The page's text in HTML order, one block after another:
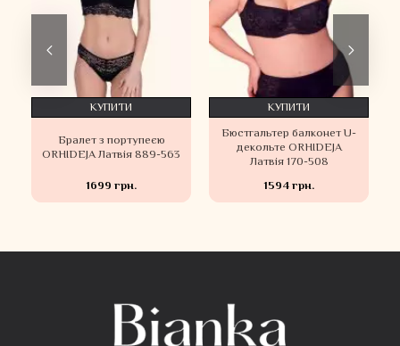
Бралет з портупеєю
ORHIDEJA Латвія 889-563
1699 грн.
КУПИТИ
Бюстгальтер балконет U-
декольте ORHIDEJA
Латвія 170-508
1594 грн.
КУПИТИ